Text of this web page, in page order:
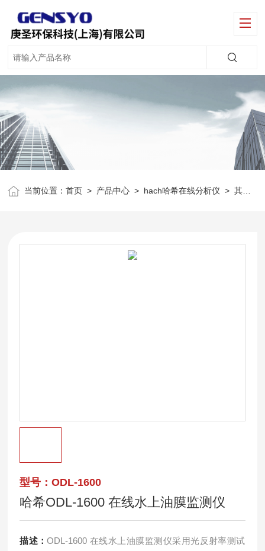
当前位置：首页 > 产品中心 > hach哈希在线分析仪 >其他
型号：ODL-1600
哈希ODL-1600 在线水上油膜监测仪
描述：ODL-1600 在线水上油膜监测仪采用光反射率测试